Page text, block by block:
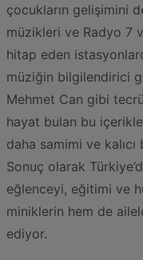
çocukların gelişimini
müzikleri ve Radyo 7
hitap eden
müziğin bilgilendirici
Mehmet Can gibi
hayat bulan bu
daha samimi ve
Sonuç olarak
eğlenceyi, eğitimi ve
miniklerin hem de
ediyor.